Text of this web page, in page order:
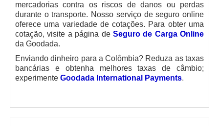
mercadorias contra os riscos de danos ou perdas
durante o transporte. Nosso serviço de seguro online
oferece uma variedade de cotações. Para obter uma
cotação, visite a página de Seguro de Carga Online
da Goodada.
Enviando dinheiro para a Colômbia? Reduza as taxas
bancárias e obtenha melhores taxas de câmbio;
experimente Goodada International Payments.